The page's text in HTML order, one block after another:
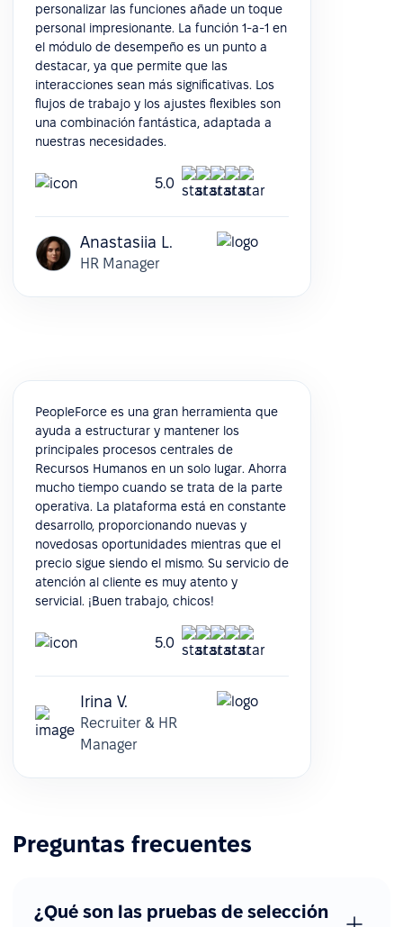
personalizar las funciones añade un toque
personal impresionante. La función 1-a-1 en
el módulo de desempeño es un punto a
destacar, ya que permite que las
interacciones sean más significativas. Los
flujos de trabajo y los ajustes flexibles son
una combinación fantástica, adaptada a
nuestras necesidades.
5.0
Anastasiia L.
HR Manager
PeopleForce es una gran herramienta que
ayuda a estructurar y mantener los
principales procesos centrales de
Recursos Humanos en un solo lugar. Ahorra
mucho tiempo cuando se trata de la parte
operativa. La plataforma está en constante
desarrollo, proporcionando nuevas y
novedosas oportunidades mientras que el
precio sigue siendo el mismo. Su servicio de
atención al cliente es muy atento y
servicial. ¡Buen trabajo, chicos!
5.0
Irina V.
Recruiter & HR
Manager
Preguntas frecuentes
¿Qué son las pruebas de selección